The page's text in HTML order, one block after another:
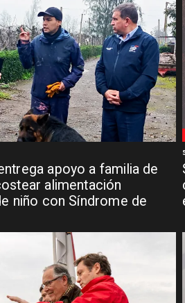
apoyo a familia de
alimentación
niño con Síndrome de